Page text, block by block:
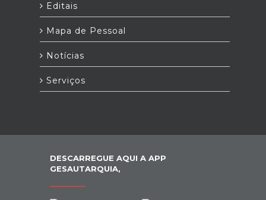
Editais
Mapa de Pessoal
Notícias
Serviços
DESCARREGUE AQUI A APP
GESAUTARQUIA,